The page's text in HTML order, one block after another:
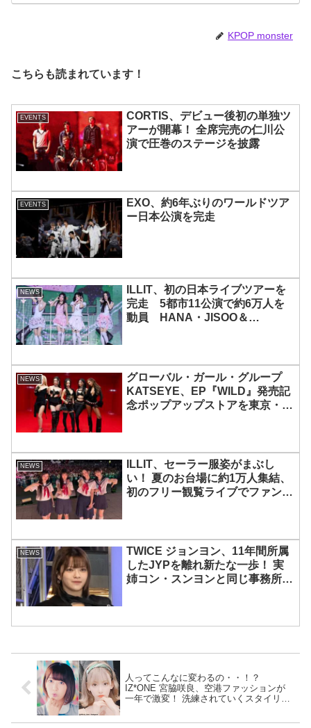
ZONE～』東京ドーム追加公演が決
KPOP monster
こちらも読まれています！
EVENTS
CORTIS、デビュー後初の単独ツ
アーが開幕！ 全席完売の仁川公
演で圧巻のステージを披露
EVENTS
EXO、約6年ぶりのワールドツア
ー日本公演を完走
NEWS
ILLIT、初の日本ライブツアーを
完走 5都市11公演で約6万人を
動員 HANA・JISOO＆
NEWS
グローバル・ガール・グループ
KATSEYE、EP『WILD』発売記
念ポップアップストアを東京・原
NEWS
ILLIT、セーラー服姿がまぶし
い！ 夏のお台場に約1万人集結、
初のフリー観覧ライブでファンを
NEWS
TWICE ジョンヨン、11年間所属
したJYPを離れ新たな一歩！ 実
姉コン・スンヨンと同じ事務所へ
人ってこんなに変わるの・・！？
IZ*ONE 宮脇咲良、空港ファッションが
一年で激変！ 洗練されていくスタイリン